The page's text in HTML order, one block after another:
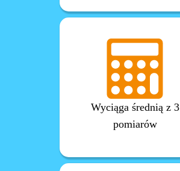
Wyciąga średnią z 3
pomiarów